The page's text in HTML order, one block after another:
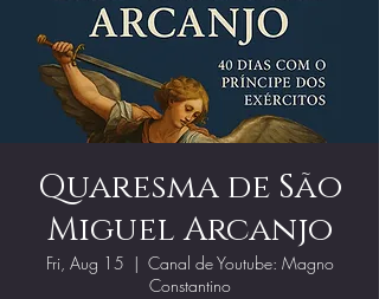
Quaresma de São
Miguel Arcanjo
Fri, Aug 15
  |
Canal de Youtube: Magno
Constantino